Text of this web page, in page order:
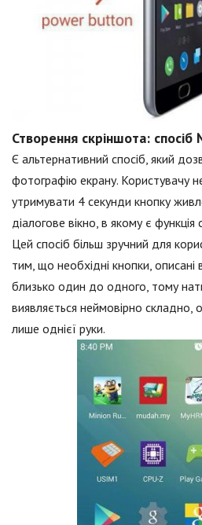
Створення скріншота:
Є альтернативний спосіб, який
фотографію екрану. Користувачу
утримувати 4 секунди кнопку
діалогове вікно, в якому є функція
Цей спосіб більш зручний для
тим, що необхідні кнопки,
близько один до одного, тому
виявляється неймовірно
лише однієї руки.